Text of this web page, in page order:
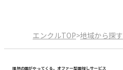
エンクルTOP>地域から探す
理想の園がやってくる。オファー型園探しサービス